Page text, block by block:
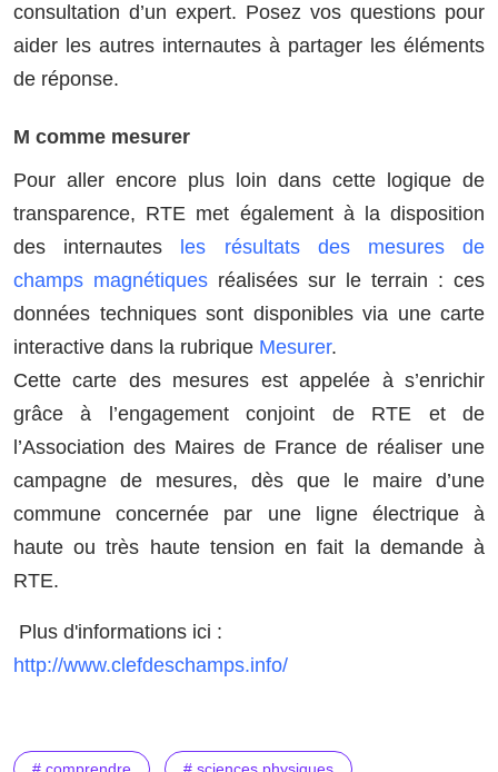
consultation d’un expert. Posez vos questions pour
aider les autres internautes à partager les éléments
de réponse.
M comme mesurer
Pour aller encore plus loin dans cette logique de
transparence, RTE met également à la disposition
des internautes
les résultats des mesures de
champs magnétiques réalisées sur le terrain : ces
données techniques sont disponibles via une carte
interactive dans la rubrique Mesurer.
Cette carte des mesures est appelée à s’enrichir
grâce à l’engagement conjoint de RTE et de
l’Association des Maires de France de réaliser une
campagne de mesures, dès que le maire d’une
commune concernée par une ligne électrique à
haute ou très haute tension en fait la demande à
RTE.
Plus d'informations ici :
http://www.clefdeschamps.info/